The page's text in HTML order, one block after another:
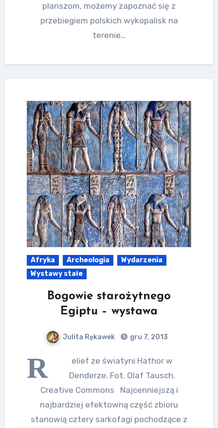
planszom, możemy zapoznać się z
przebiegiem polskich wykopalisk na
terenie…
Afryka Archeologia
Wydarzenia
Wystawy stałe
Bogowie starożytnego
Egiptu – wystawa
Julita Rękawek gru 7, 2013
R
elief ze światyni Hathor w
Denderze. Fot. Olaf Tausch.
Creative Commons Najcenniejszą i
najbardziej efektowną część zbioru
stanowią cztery sarkofagi pochodzące z